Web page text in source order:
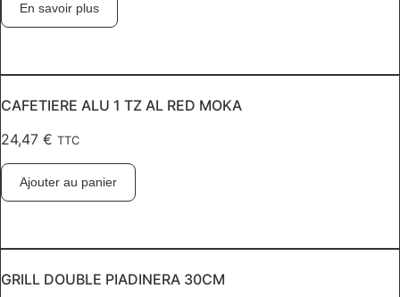
En savoir plus
CAFETIERE ALU 1 TZ AL RED MOKA
24,47 € TTC
Ajouter au panier
GRILL DOUBLE PIADINERA 30CM